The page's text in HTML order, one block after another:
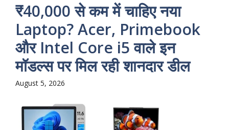
₹40,000 से कम में चाहिए नया
Laptop? Acer, Primebook
और Intel Core i5 वाले इन
मॉडल्स पर मिल रही शानदार डील
August 5, 2026